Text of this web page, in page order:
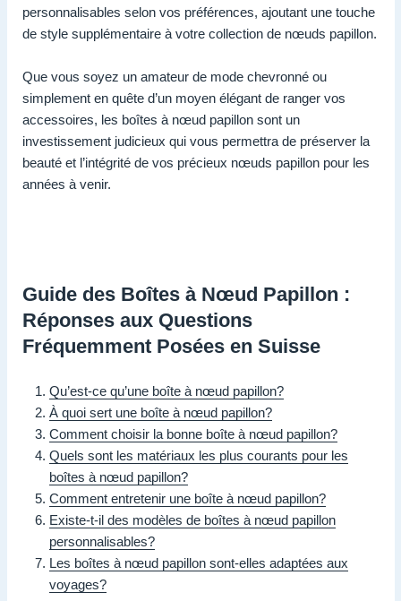
personnalisables selon vos préférences, ajoutant une touche
de style supplémentaire à votre collection de nœuds papillon.
Que vous soyez un amateur de mode chevronné ou
simplement en quête d’un moyen élégant de ranger vos
accessoires, les boîtes à nœud papillon sont un
investissement judicieux qui vous permettra de préserver la
beauté et l’intégrité de vos précieux nœuds papillon pour les
années à venir.
Guide des Boîtes à Nœud Papillon :
Réponses aux Questions
Fréquemment Posées en Suisse
Qu’est-ce qu’une boîte à nœud papillon?
À quoi sert une boîte à nœud papillon?
Comment choisir la bonne boîte à nœud papillon?
Quels sont les matériaux les plus courants pour les
boîtes à nœud papillon?
Comment entretenir une boîte à nœud papillon?
Existe-t-il des modèles de boîtes à nœud papillon
personnalisables?
Les boîtes à nœud papillon sont-elles adaptées aux
voyages?